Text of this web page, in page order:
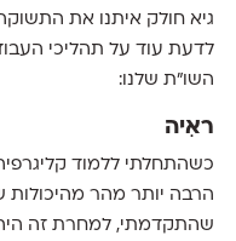
גיא חולק איתנו את
לדעת עוד על תהליכי
השו״ת שלנו:
ראִיה
כשהתחלתי ללמוד
הרבה יותר מהר
שהתקדמתי, למחרת זה היה